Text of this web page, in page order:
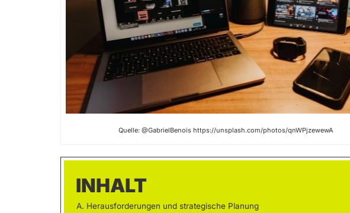
Quelle: @GabrielBenois https://unsplash.com/photos/qnWPjzewewA
INHALT
A. Herausforderungen und strategische Planung